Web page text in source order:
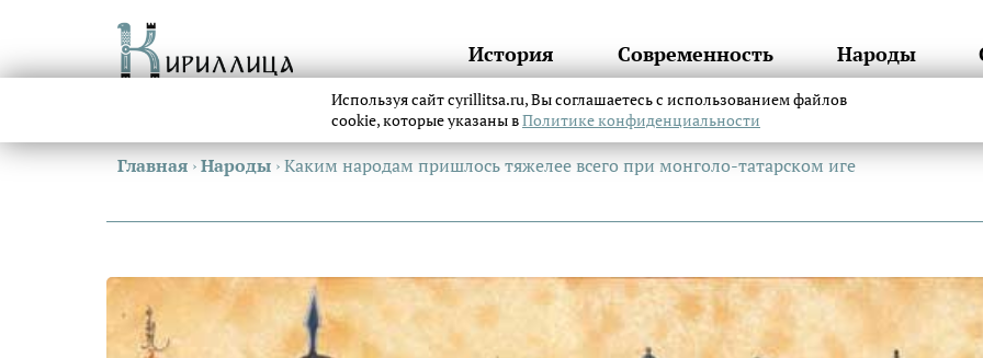
История Современность Народы
Главная ›Народы ›Каким народам пришлось тяжелее всего при монголо-татарском иге
Используя сайт cyrillitsa.ru, Вы соглашаетесь с использованием файлов
cookie, которые указаны вПолитике конфиденциальности